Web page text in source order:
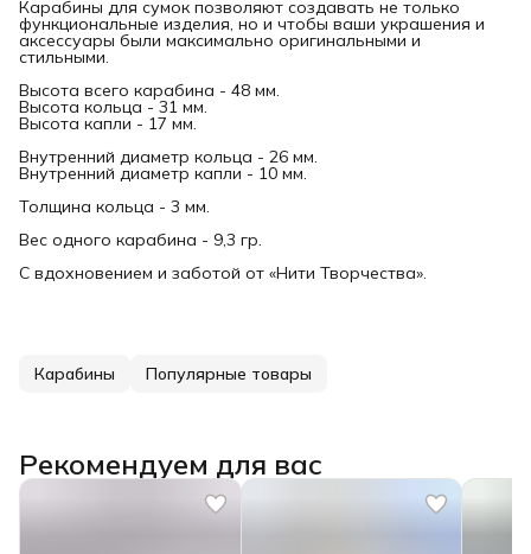
Карабины для сумок позволяют создавать не только
функциональные изделия, но и чтобы ваши украшения и
аксессуары были максимально оригинальными и
стильными.
Высота всего карабина - 48 мм.
Высота кольца - 31 мм.
Высота капли - 17 мм.
Внутренний диаметр кольца - 26 мм.
Внутренний диаметр капли - 10 мм.
Толщина кольца - 3 мм.
Вес одного карабина - 9,3 гр.
С вдохновением и заботой от «Нити Творчества».
Карабины Популярные товары
Рекомендуем для вас